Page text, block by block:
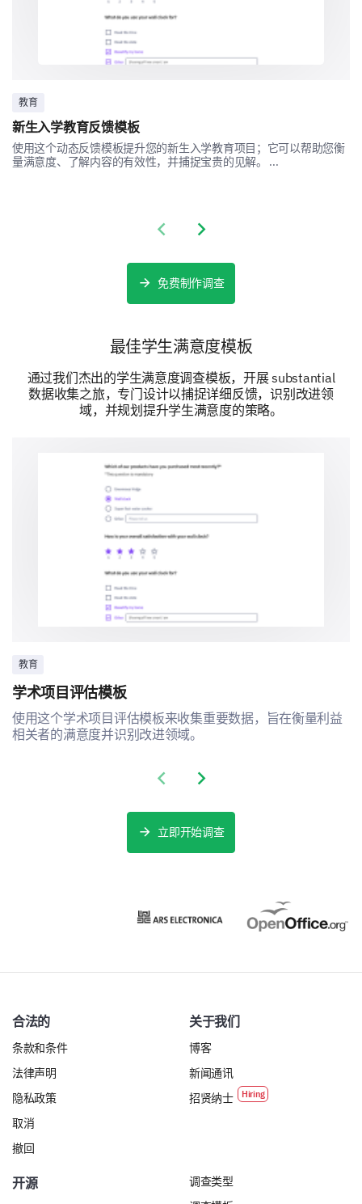
我的主管支持且易于接近
我的疑问和问题得到了及时解决
我们快完成了。请帮助我们了解您作为实习生的整体体
您会向他人推荐我们的实习项目吗？
是的 可能 不
教育
新生入学教育反馈模板
使用这个动态反馈模板提升您的新生入学教育项目；它可以帮助您衡
量满意度、了解内容的有效性，并捕捉宝贵的见解。 ...
Previous slide
Next slide
免费制作调查
最佳学生满意度模板
通过我们杰出的学生满意度调查模板，开展 substantial
数据收集之旅，专门设计以捕捉详细反馈，识别改进领
域，并规划提升学生满意度的策略。
教育
学术项目评估模板
使用这个学术项目评估模板来收集重要数据，旨在衡量利益
相关者的满意度并识别改进领域。
Previous slide
Next slide
立即开始调查
合法的
条款和条件
法律声明
隐私政策
取消
撤回
关于我们
博客
新闻通讯
招贤纳士
开源
调查类型